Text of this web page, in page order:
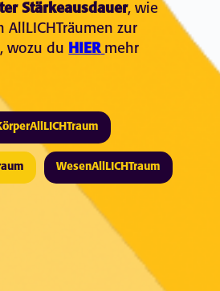
Stärkeausdauer, wie
zur
wozu du HIER mehr
WesenAllLICHTraum